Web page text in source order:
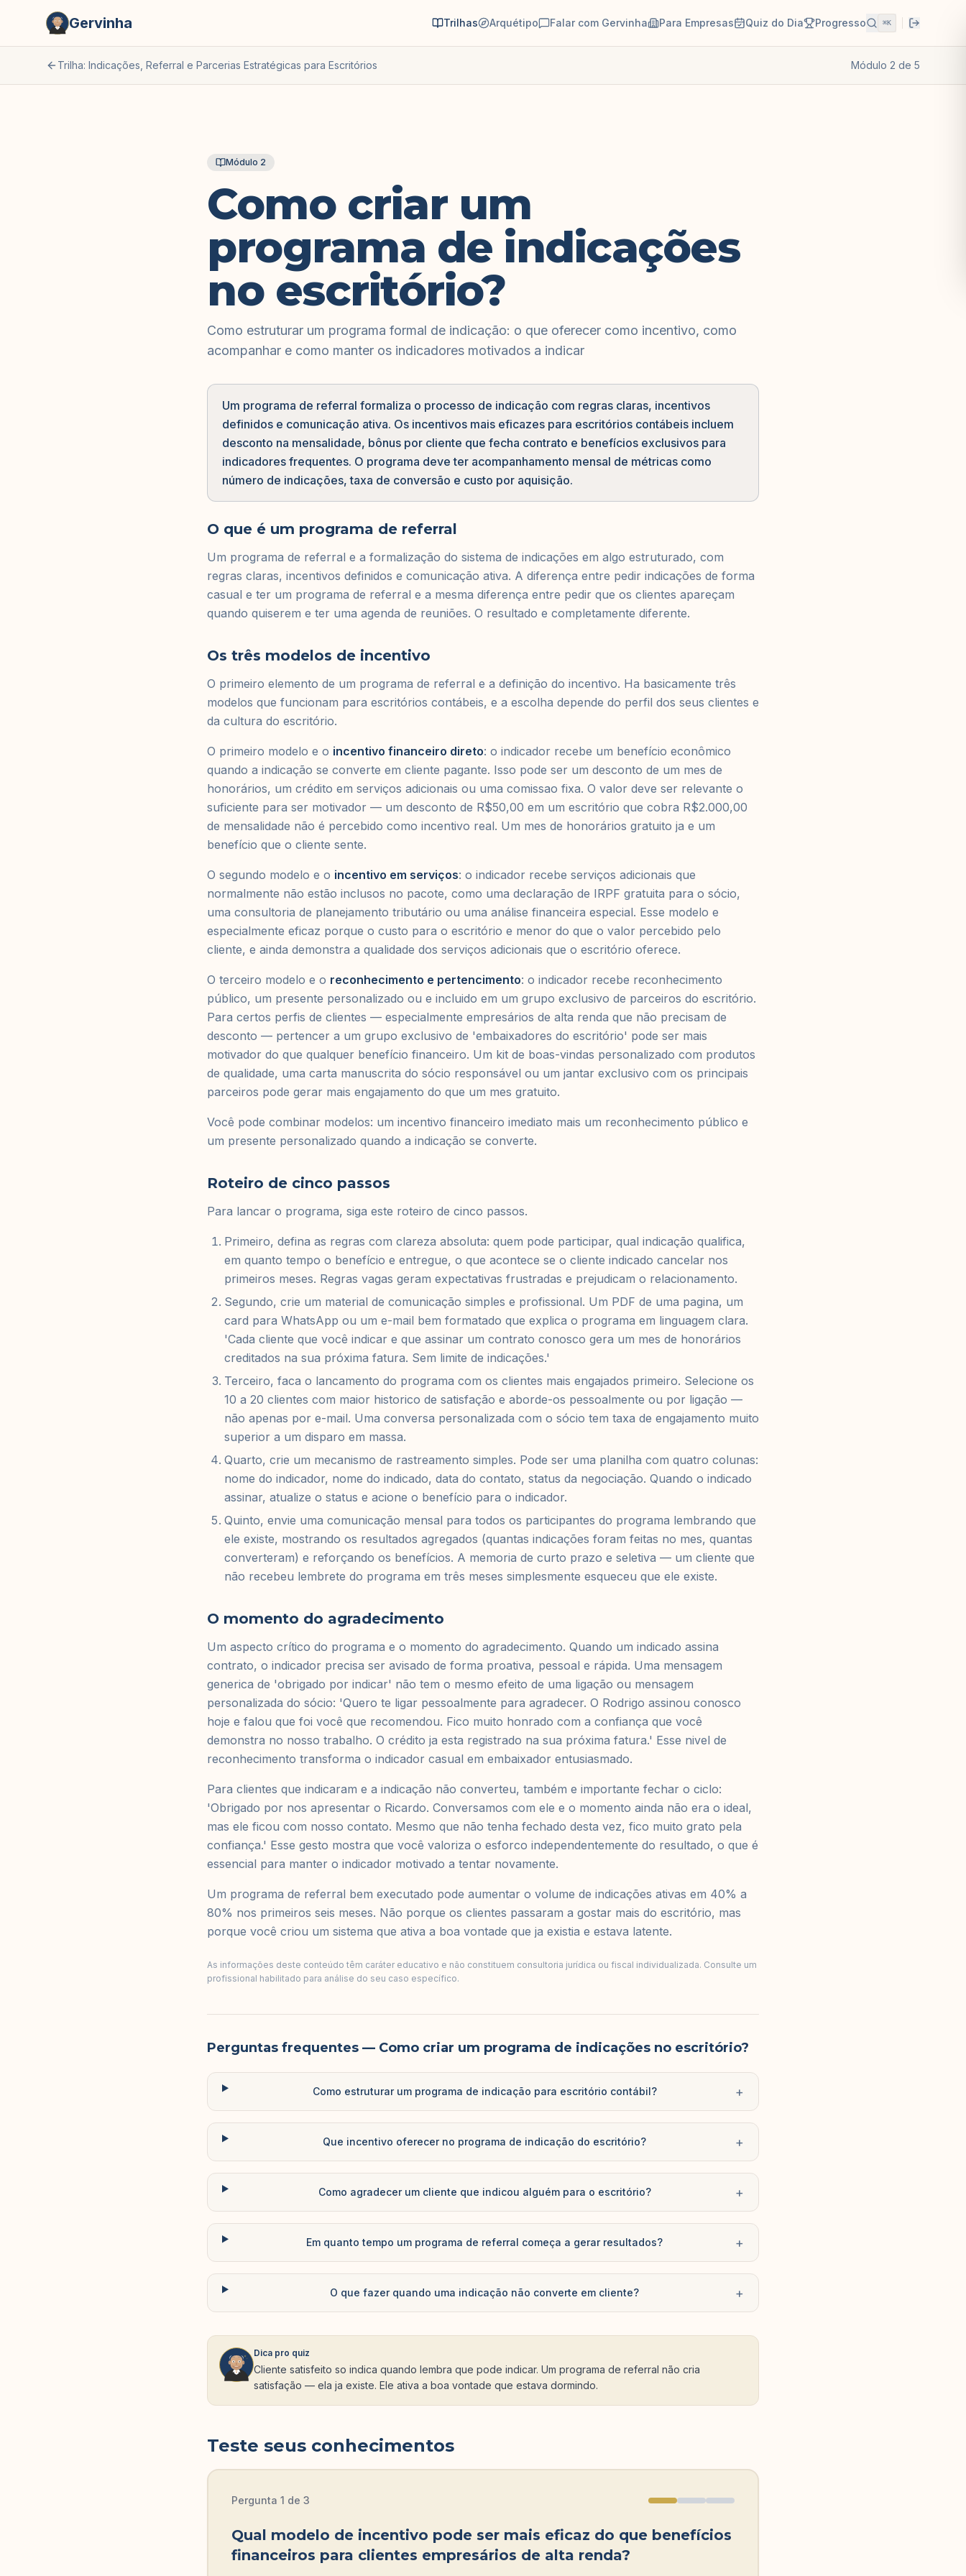
Gervinha Trilhas Arquétipo Falar com Gervinha Para Empresas Quiz do Dia Progresso ⌘K
Trilha: Indicações, Referral e Parcerias Estratégicas para Escritórios Módulo 2 de 5
Módulo 2
Como criar um
programa de indicações
no escritório?
Como estruturar um programa formal de indicação: o que oferecer como incentivo, como
acompanhar e como manter os indicadores motivados a indicar
Um programa de referral formaliza o processo de indicação com regras claras, incentivos
definidos e comunicação ativa. Os incentivos mais eficazes para escritórios contábeis incluem
desconto na mensalidade, bônus por cliente que fecha contrato e benefícios exclusivos para
indicadores frequentes. O programa deve ter acompanhamento mensal de métricas como
número de indicações, taxa de conversão e custo por aquisição.
O que é um programa de referral
Um programa de referral e a formalização do sistema de indicações em algo estruturado, com
regras claras, incentivos definidos e comunicação ativa. A diferença entre pedir indicações de forma
casual e ter um programa de referral e a mesma diferença entre pedir que os clientes apareçam
quando quiserem e ter uma agenda de reuniões. O resultado e completamente diferente.
Os três modelos de incentivo
O primeiro elemento de um programa de referral e a definição do incentivo. Ha basicamente três
modelos que funcionam para escritórios contábeis, e a escolha depende do perfil dos seus clientes e
da cultura do escritório.
O primeiro modelo e o incentivo financeiro direto: o indicador recebe um benefício econômico
quando a indicação se converte em cliente pagante. Isso pode ser um desconto de um mes de
honorários, um crédito em serviços adicionais ou uma comissao fixa. O valor deve ser relevante o
suficiente para ser motivador — um desconto de R$50,00 em um escritório que cobra R$2.000,00
de mensalidade não é percebido como incentivo real. Um mes de honorários gratuito ja e um
benefício que o cliente sente.
O segundo modelo e o incentivo em serviços: o indicador recebe serviços adicionais que
normalmente não estão inclusos no pacote, como uma declaração de IRPF gratuita para o sócio,
uma consultoria de planejamento tributário ou uma análise financeira especial. Esse modelo e
especialmente eficaz porque o custo para o escritório e menor do que o valor percebido pelo
cliente, e ainda demonstra a qualidade dos serviços adicionais que o escritório oferece.
O terceiro modelo e o reconhecimento e pertencimento: o indicador recebe reconhecimento
público, um presente personalizado ou e incluido em um grupo exclusivo de parceiros do escritório.
Para certos perfis de clientes — especialmente empresários de alta renda que não precisam de
desconto — pertencer a um grupo exclusivo de 'embaixadores do escritório' pode ser mais
motivador do que qualquer benefício financeiro. Um kit de boas-vindas personalizado com produtos
de qualidade, uma carta manuscrita do sócio responsável ou um jantar exclusivo com os principais
parceiros pode gerar mais engajamento do que um mes gratuito.
Você pode combinar modelos: um incentivo financeiro imediato mais um reconhecimento público e
um presente personalizado quando a indicação se converte.
Roteiro de cinco passos
Para lancar o programa, siga este roteiro de cinco passos.
Primeiro, defina as regras com clareza absoluta: quem pode participar, qual indicação qualifica,
em quanto tempo o benefício e entregue, o que acontece se o cliente indicado cancelar nos
primeiros meses. Regras vagas geram expectativas frustradas e prejudicam o relacionamento.
Segundo, crie um material de comunicação simples e profissional. Um PDF de uma pagina, um
card para WhatsApp ou um e-mail bem formatado que explica o programa em linguagem clara.
'Cada cliente que você indicar e que assinar um contrato conosco gera um mes de honorários
creditados na sua próxima fatura. Sem limite de indicações.'
Terceiro, faca o lancamento do programa com os clientes mais engajados primeiro. Selecione os
10 a 20 clientes com maior historico de satisfação e aborde-os pessoalmente ou por ligação —
não apenas por e-mail. Uma conversa personalizada com o sócio tem taxa de engajamento muito
superior a um disparo em massa.
Quarto, crie um mecanismo de rastreamento simples. Pode ser uma planilha com quatro colunas:
nome do indicador, nome do indicado, data do contato, status da negociação. Quando o indicado
assinar, atualize o status e acione o benefício para o indicador.
Quinto, envie uma comunicação mensal para todos os participantes do programa lembrando que
ele existe, mostrando os resultados agregados (quantas indicações foram feitas no mes, quantas
converteram) e reforçando os benefícios. A memoria de curto prazo e seletiva — um cliente que
não recebeu lembrete do programa em três meses simplesmente esqueceu que ele existe.
O momento do agradecimento
Um aspecto crítico do programa e o momento do agradecimento. Quando um indicado assina
contrato, o indicador precisa ser avisado de forma proativa, pessoal e rápida. Uma mensagem
generica de 'obrigado por indicar' não tem o mesmo efeito de uma ligação ou mensagem
personalizada do sócio: 'Quero te ligar pessoalmente para agradecer. O Rodrigo assinou conosco
hoje e falou que foi você que recomendou. Fico muito honrado com a confiança que você
demonstra no nosso trabalho. O crédito ja esta registrado na sua próxima fatura.' Esse nivel de
reconhecimento transforma o indicador casual em embaixador entusiasmado.
Para clientes que indicaram e a indicação não converteu, também e importante fechar o ciclo:
'Obrigado por nos apresentar o Ricardo. Conversamos com ele e o momento ainda não era o ideal,
mas ele ficou com nosso contato. Mesmo que não tenha fechado desta vez, fico muito grato pela
confiança.' Esse gesto mostra que você valoriza o esforco independentemente do resultado, o que é
essencial para manter o indicador motivado a tentar novamente.
Um programa de referral bem executado pode aumentar o volume de indicações ativas em 40% a
80% nos primeiros seis meses. Não porque os clientes passaram a gostar mais do escritório, mas
porque você criou um sistema que ativa a boa vontade que ja existia e estava latente.
As informações deste conteúdo têm caráter educativo e não constituem consultoria jurídica ou fiscal individualizada. Consulte um
profissional habilitado para análise do seu caso específico.
Perguntas frequentes — Como criar um programa de indicações no escritório?
Como estruturar um programa de indicação para escritório contábil? +
Que incentivo oferecer no programa de indicação do escritório? +
Como agradecer um cliente que indicou alguém para o escritório? +
Em quanto tempo um programa de referral começa a gerar resultados? +
O que fazer quando uma indicação não converte em cliente? +
Dica pro quiz
Cliente satisfeito so indica quando lembra que pode indicar. Um programa de referral não cria
satisfação — ela ja existe. Ele ativa a boa vontade que estava dormindo.
Teste seus conhecimentos
Pergunta 1 de 3
Qual modelo de incentivo pode ser mais eficaz do que benefícios
financeiros para clientes empresários de alta renda?